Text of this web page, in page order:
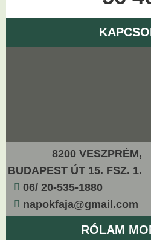
8200 VESZPRÉM,
BUDAPEST ÚT 15. FSZ. 1.
06/ 20-535-1880
napokfaja@gmail.com
RÓLAM